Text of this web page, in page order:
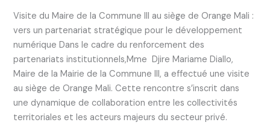
Visite du Maire de la Commune III au siège de Orange Mali :
vers un partenariat stratégique pour le développement
numérique Dans le cadre du renforcement des
partenariats institutionnels,Mme Djire Mariame Diallo,
Maire de la Mairie de la Commune III, a effectué une visite
au siège de Orange Mali. Cette rencontre s’inscrit dans
une dynamique de collaboration entre les collectivités
territoriales et les acteurs majeurs du secteur privé.
numérique